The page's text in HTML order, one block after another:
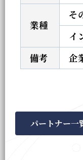
業種
そ
イ
備考
企
パートナー一